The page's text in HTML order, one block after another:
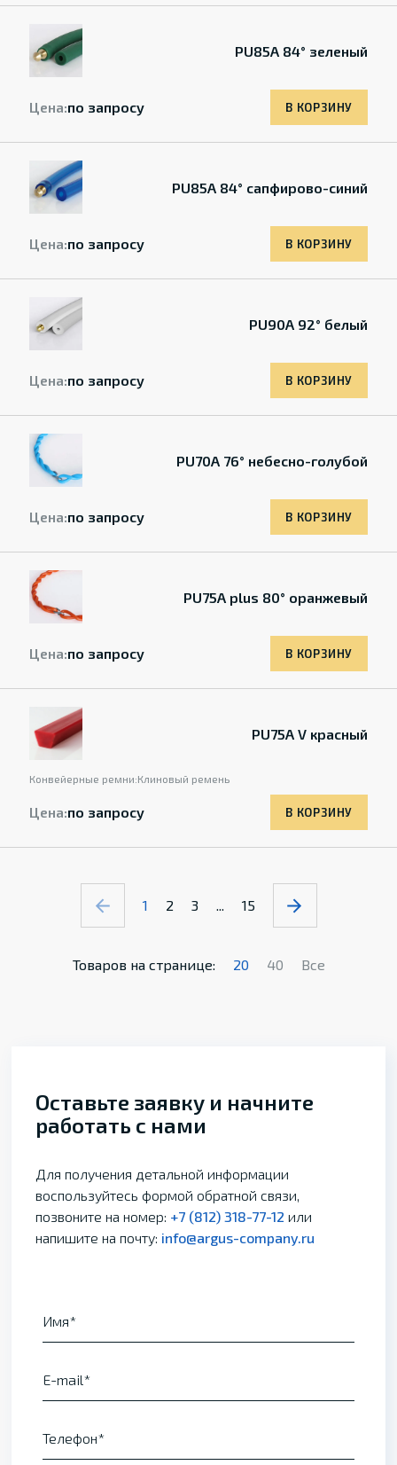
PU85A 84° зеленый
Цена:по запросу В КОРЗИНУ
PU85A 84° сапфирово-синий
Цена:по запросу В КОРЗИНУ
PU90A 92° белый
Цена:по запросу В КОРЗИНУ
PU70A 76° небесно-голубой
Цена:по запросу В КОРЗИНУ
PU75A plus 80° оранжевый
Цена:по запросу В КОРЗИНУ
PU75A V красный
Конвейерные ремни:Клиновый ремень
Цена:по запросу В КОРЗИНУ
1 2 3 ... 15
Товаров на странице: 20 40 Все
Оставьте заявку и начните
работать с нами
Для получения детальной информации
воспользуйтесь формой обратной связи,
позвоните на номер: +7 (812) 318-77-12 или
напишите на почту: info@argus-company.ru
Имя
E-mail
Телефон